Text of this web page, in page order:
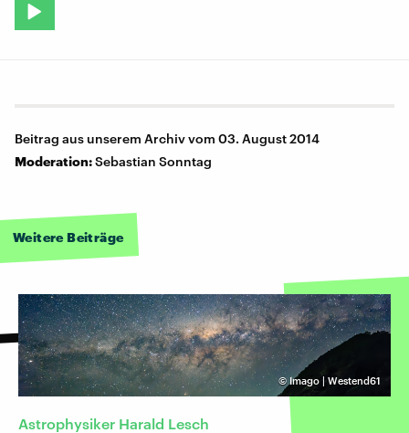
Beitrag aus unserem Archiv vom 03. August 2014
Moderation:Sebastian Sonntag
Weitere Beiträge
© Imago | Westend61
Astrophysiker Harald Lesch